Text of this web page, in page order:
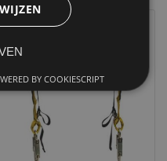
BY COOKIESCRIPT